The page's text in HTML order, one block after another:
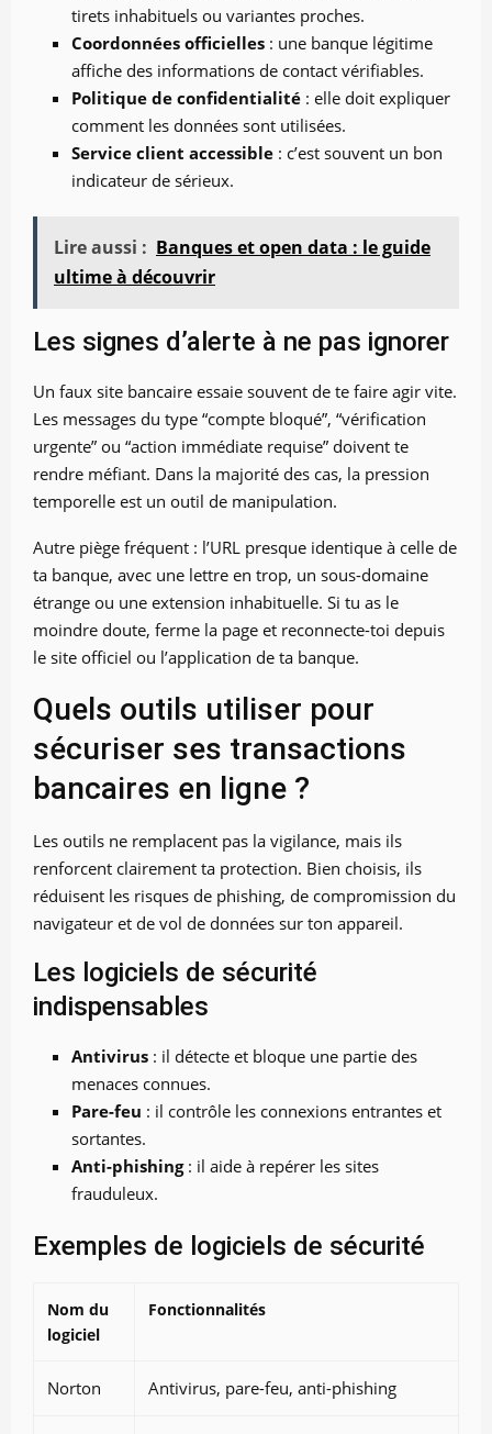
tirets inhabituels ou variantes proches.
Coordonnées officielles : une banque légitime
affiche des informations de contact vérifiables.
Politique de confidentialité : elle doit expliquer
comment les données sont utilisées.
Service client accessible : c’est souvent un bon
indicateur de sérieux.
Lire aussi : Banques et open data : le guide
ultime à découvrir
Les signes d’alerte à ne pas ignorer
Un faux site bancaire essaie souvent de te faire agir vite.
Les messages du type “compte bloqué”, “vérification
urgente” ou “action immédiate requise” doivent te
rendre méfiant. Dans la majorité des cas, la pression
temporelle est un outil de manipulation.
Autre piège fréquent : l’URL presque identique à celle de
ta banque, avec une lettre en trop, un sous-domaine
étrange ou une extension inhabituelle. Si tu as le
moindre doute, ferme la page et reconnecte-toi depuis
le site officiel ou l’application de ta banque.
Quels outils utiliser pour
sécuriser ses transactions
bancaires en ligne ?
Les outils ne remplacent pas la vigilance, mais ils
renforcent clairement ta protection. Bien choisis, ils
réduisent les risques de phishing, de compromission du
navigateur et de vol de données sur ton appareil.
Les logiciels de sécurité
indispensables
Antivirus : il détecte et bloque une partie des
menaces connues.
Pare-feu : il contrôle les connexions entrantes et
sortantes.
Anti-phishing: il aide à repérer les sites
frauduleux.
Exemples de logiciels de sécurité
Nom du
logiciel
Fonctionnalités
Norton Antivirus, pare-feu, anti-phishing